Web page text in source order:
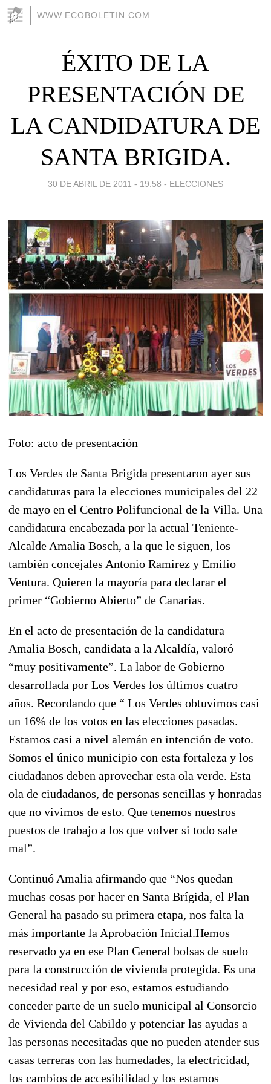
WWW.ECOBOLETIN.COM
ÉXITO DE LA
PRESENTACIÓN DE
LA CANDIDATURA DE
SANTA BRIGIDA.
30 DE ABRIL DE 2011 - 19:58 - ELECCIONES
Foto: acto de presentación
Los Verdes de Santa Brigida presentaron ayer sus
candidaturas para la elecciones municipales del 22
de mayo en el Centro Polifuncional de la Villa. Una
candidatura encabezada por la actual Teniente-
Alcalde Amalia Bosch, a la que le siguen, los
también concejales Antonio Ramirez y Emilio
Ventura. Quieren la mayoría para declarar el
primer “Gobierno Abierto” de Canarias.
En el acto de presentación de la candidatura
Amalia Bosch, candidata a la Alcaldía, valoró
“muy positivamente”. La labor de Gobierno
desarrollada por Los Verdes los últimos cuatro
años. Recordando que “ Los Verdes obtuvimos casi
un 16% de los votos en las elecciones pasadas.
Estamos casi a nivel alemán en intención de voto.
Somos el único municipio con esta fortaleza y los
ciudadanos deben aprovechar esta ola verde. Esta
ola de ciudadanos, de personas sencillas y honradas
que no vivimos de esto. Que tenemos nuestros
puestos de trabajo a los que volver si todo sale
mal”.
Continuó Amalia afirmando que “Nos quedan
muchas cosas por hacer en Santa Brígida, el Plan
General ha pasado su primera etapa, nos falta la
más importante la Aprobación Inicial.Hemos
reservado ya en ese Plan General bolsas de suelo
para la construcción de vivienda protegida. Es una
necesidad real y por eso, estamos estudiando
conceder parte de un suelo municipal al Consorcio
de Vivienda del Cabildo y potenciar las ayudas a
las personas necesitadas que no pueden atender sus
casas terreras con las humedades, la electricidad,
los cambios de accesibilidad y los estamos